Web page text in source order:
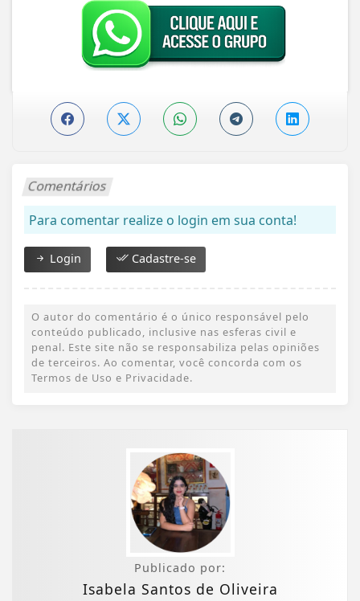
Comentários
Para comentar realize o login em sua conta!
Login Cadastre-se
O autor do comentário é o único responsável pelo
conteúdo publicado, inclusive nas esferas civil e
penal. Este site não se responsabiliza pelas opiniões
de terceiros. Ao comentar, você concorda com os
Termos de Uso e Privacidade.
Publicado por:
Isabela Santos de Oliveira